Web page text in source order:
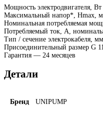
Мощность электродвигателя, Вт
Максимальный напор*, Нmax,
Номинальная потребляемая
Потребляемый ток, А,
Тип / сечение электрокабеля,
Присоединительный размер G
Гарантия — 24 месяцев
Детали
Бренд UNIPUMP